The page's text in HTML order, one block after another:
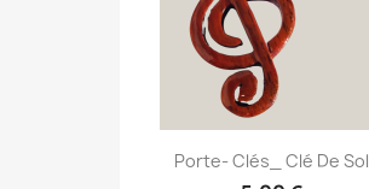
Porte- Clés_ Clé De Sol